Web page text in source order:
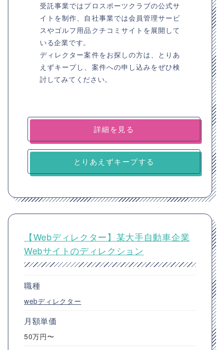
受託事業ではプロスポーツクラブの公式サ
イトを制作、自社事業では会員管理サービ
スやゴルフ用品クチコミサイトを展開して
いる企業です。
ディレクター案件をお探しの方は、とりあ
えずキープし、案件への申し込みをぜひ検
討してみてください。
詳細を見る
とりあえずキープする
【Webディレクター】某大手自動車企業
Webサイトのディレクション
職種
webディレクター
月額単価
50万円〜